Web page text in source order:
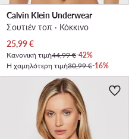
Calvin Klein Underwear
Σουτιέν τοπ · Κόκκινο
Τρέχουσα τιμή
25,99€
Κανονική τιμή44,99 €-42%
Η χαμηλότερη τιμή30,99 €-16%